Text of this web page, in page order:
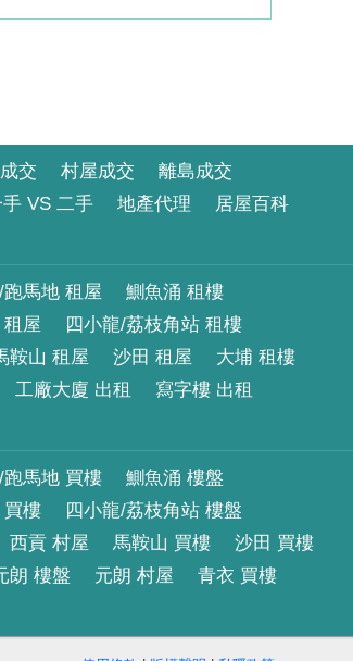
交 村屋成交
離島成交
VS 二手 地產代理
居屋百科
馬地 租屋
鰂魚涌 租樓
屋
四小龍/荔枝角站 租樓
鞍山 租屋 沙田 租屋
大埔 租樓
工廠大廈 出租
寫字樓 出租
馬地 買樓
鰂魚涌 樓盤
買樓
四小龍/荔枝角站 樓盤
西貢 村屋 馬鞍山 買樓
沙田 買樓
朗 樓盤 元朗 村屋
青衣 買樓